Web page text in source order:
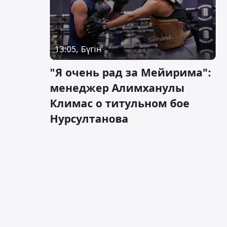
13:05, Бүгін
"Я очень рад за Мейирима":
менеджер Алимханулы
Климас о титульном бое
Нурсултанова